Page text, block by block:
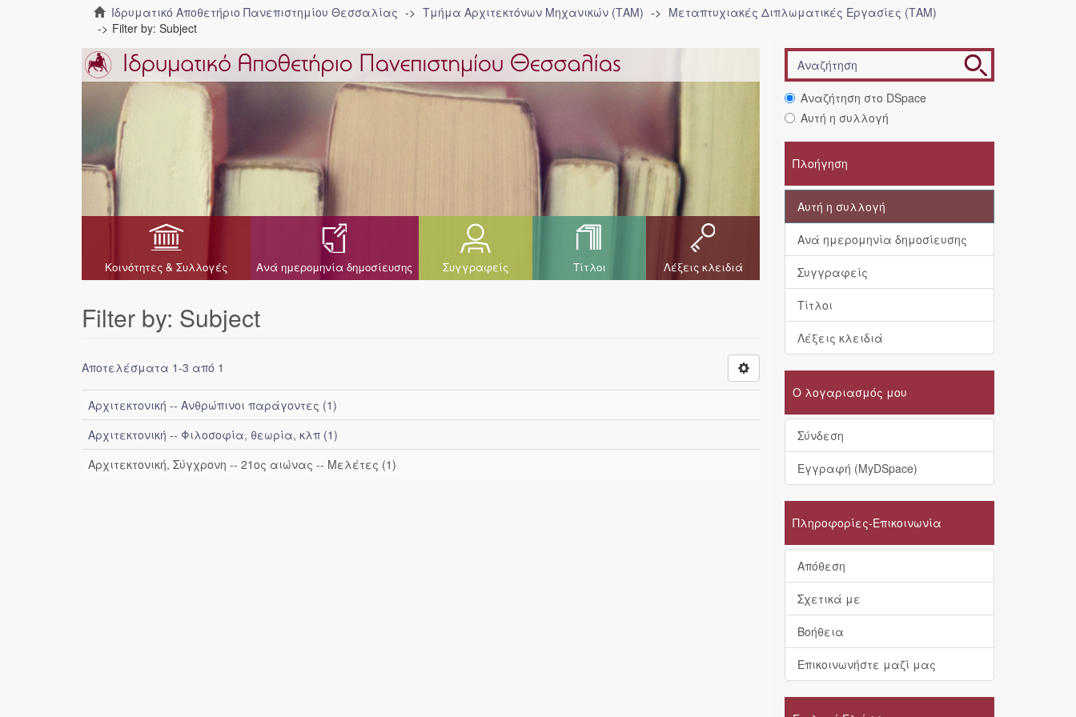
Ιδρυματικό Αποθετήριο Πανεπιστημίου Θεσσαλίας Τμήμα Αρχιτεκτόνων Μηχανικών (ΤΑΜ)
Μεταπτυχιακές Διπλωματικές Εργασίες (ΤΑΜ)
Filter by: Subject
Κοινότητες & Συλλογές Ανά ημερομηνία δημοσίευσης Συγγραφείς Τίτλοι Λέξεις κλειδιά
Filter by: Subject
Αποτελέσματα 1-3 από 1
Αρχιτεκτονική -- Ανθρώπινοι παράγοντες (1)
Αρχιτεκτονική -- Φιλοσοφία, θεωρία, κλπ (1)
Αρχιτεκτονική, Σύγχρονη -- 21ος αιώνας -- Μελέτες (1)
Αναζήτηση στο DSpace
Αυτή η συλλογή
Πλοήγηση
Αυτή η συλλογή
Ανά ημερομηνία δημοσίευσης
Συγγραφείς
Τίτλοι
Λέξεις κλειδιά
Ο λογαριασμός μου
Σύνδεση
Εγγραφή (MyDSpace)
Πληροφορίες-Επικοινωνία
Απόθεση
Σχετικά με
Βοήθεια
Επικοινωνήστε μαζί μας